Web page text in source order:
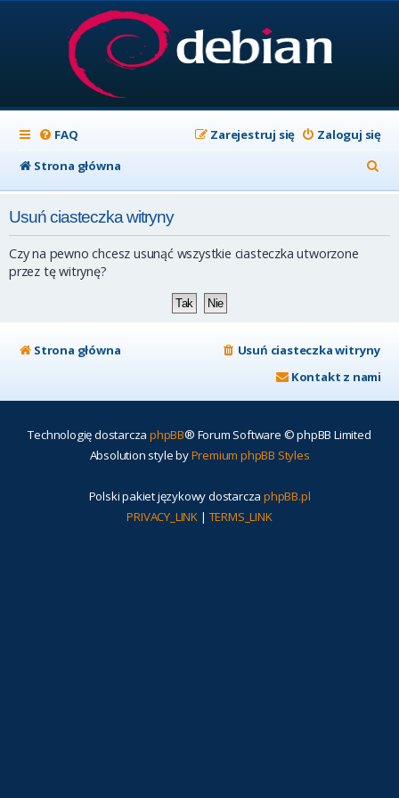
FAQ Zaloguj się
Zarejestruj się
Strona główna
z
Usuń ciasteczka witryny
Czy na pewno chcesz usunąć wszystkie ciasteczka utworzone
przez tę witrynę?
Strona główna
Usuń ciasteczka witryny
Kontakt z nami
Technologię dostarcza phpBB® Forum Software © phpBB Limited
Absolution style byPremium phpBB Styles
Polski pakiet językowy dostarcza phpBB.pl
PRIVACY_LINK | TERMS_LINK